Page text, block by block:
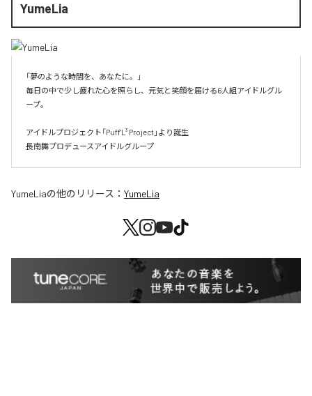
YumeLia
「夢のような時間を、あなたに。」
毎日の中で少し疲れた心を照らし、元気と笑顔を届ける6人組アイドルグル
ープ。
アイドルプロジェクト「Puff'L³ Project」より誕生
長南舞プロデュースアイドルグループ
YumeLiaの他のリリース： YumeLia